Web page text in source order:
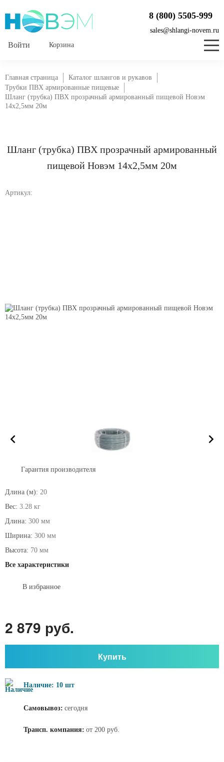
8 (800) 5505-999
sales@shlangi-novem.ru
Корзина
Главная страница
Каталог шлангов и рукавов
Трубки ПВХ армированные пищевые
Шланг (трубка) ПВХ прозрачный армированный пищевой Новэм
14х2,5мм 20м
Шланг (трубка) ПВХ прозрачный армированный
пищевой Новэм 14х2,5мм 20м
Артикул:
Гарантия производителя
Длина (м): 20
Вес: 3.28 кг
Длина: 300 мм
Ширина: 300 мм
Высота: 70 мм
Все характеристики
В избранное
2 879 руб.
Купить
Наличие: 10 шт
Самовывоз: сегодня
Трансп. компания: от 200 руб.